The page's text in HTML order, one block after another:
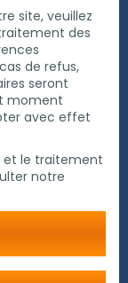
site, veuillez
des
de refus,
seront
moment
avec effet
et le traitement
notre